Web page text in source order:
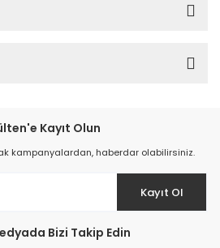
Kayıt Olun
kampanyalardan, haberdar olabilirsiniz.
Kayıt Ol
Bizi Takip Edin